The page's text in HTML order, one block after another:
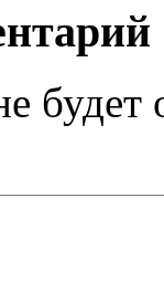
будет